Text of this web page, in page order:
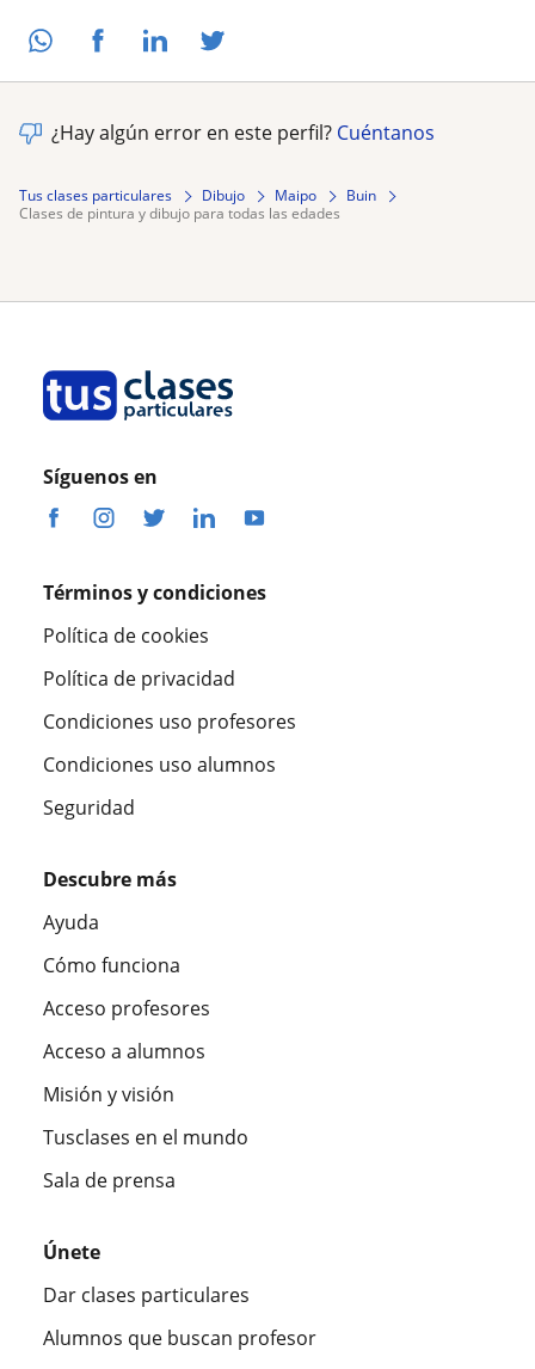
¿Hay algún error en este perfil? Cuéntanos
Tus clases particulares Dibujo Maipo
Buin
clases de pintura y dibujo para todas las edades
Síguenos en
Términos y condiciones
Política de cookies
Política de privacidad
Condiciones uso profesores
Condiciones uso alumnos
Seguridad
Descubre más
Ayuda
Cómo funciona
Acceso profesores
Acceso a alumnos
Misión y visión
Tusclases en el mundo
Sala de prensa
Únete
Dar clases particulares
Alumnos que buscan profesor